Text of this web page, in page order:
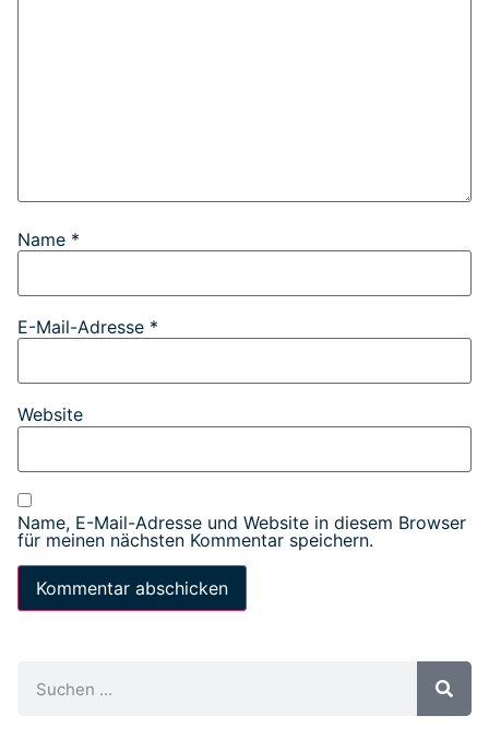
Name *
E-Mail-Adresse *
Website
Name, E-Mail-Adresse und Website in diesem Browser
für meinen nächsten Kommentar speichern.